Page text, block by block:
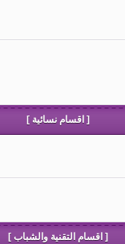
[ اقسام نسائية ]
[ اقسام التقنية والشباب ]